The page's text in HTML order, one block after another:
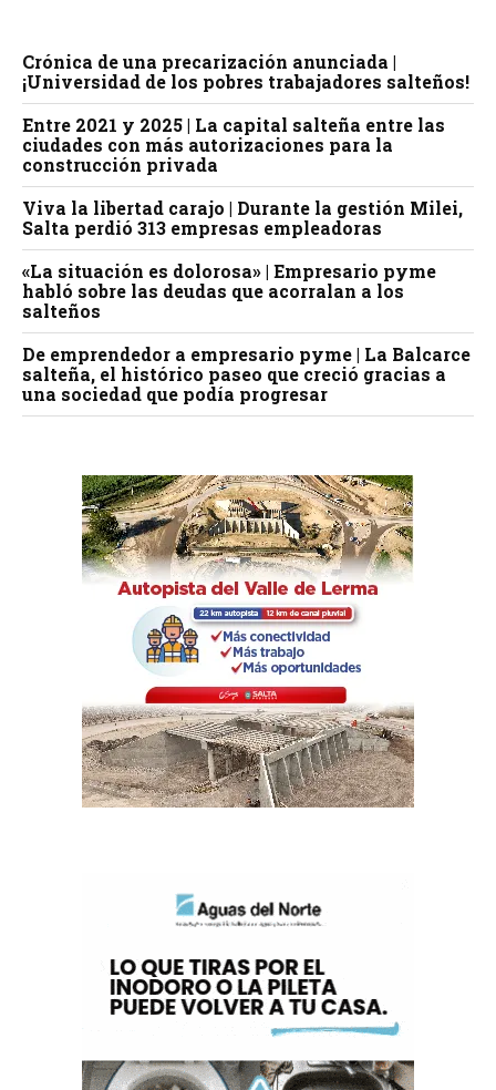
Crónica de una precarización anunciada |
¡Universidad de los pobres trabajadores salteños!
Entre 2021 y 2025 | La capital salteña entre las
ciudades con más autorizaciones para la
construcción privada
Viva la libertad carajo | Durante la gestión Milei,
Salta perdió 313 empresas empleadoras
«La situación es dolorosa» | Empresario pyme
habló sobre las deudas que acorralan a los
salteños
De emprendedor a empresario pyme | La Balcarce
salteña, el histórico paseo que creció gracias a
una sociedad que podía progresar